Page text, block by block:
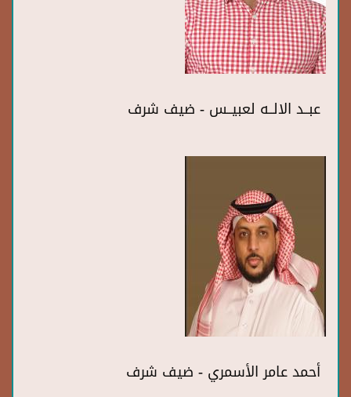
عبــد الالــه لعبيــس - ضيف شرف
أحمد عامر الأسمري - ضيف شرف